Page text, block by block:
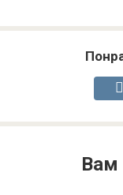
Вам